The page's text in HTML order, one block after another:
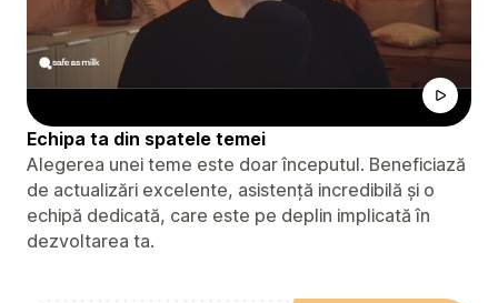
Echipa ta din spatele temei
Alegerea unei teme este doar începutul. Beneficiază
de actualizări excelente, asistență incredibilă și o
echipă dedicată, care este pe deplin implicată în
dezvoltarea ta.